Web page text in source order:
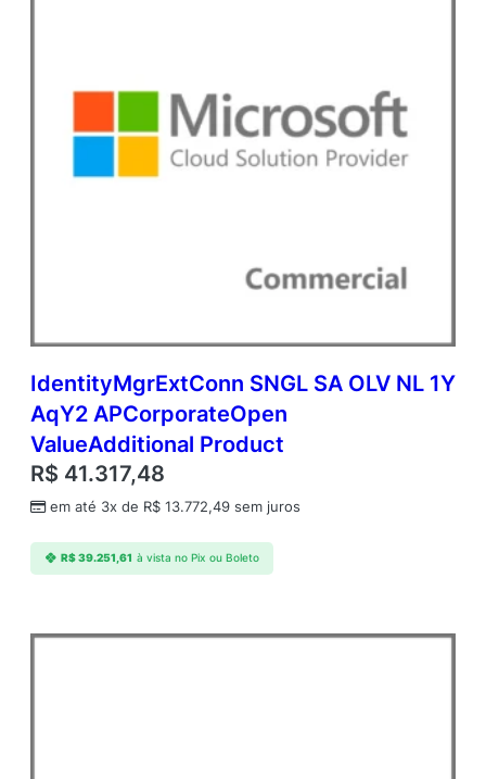
IdentityMgrExtConn SNGL SA OLV NL 1Y
AqY2 APCorporateOpen
ValueAdditional Product
R$ 41.317,48
em até 3x de R$ 13.772,49 sem juros
R$39.251,61 à vista no Pix ou Boleto